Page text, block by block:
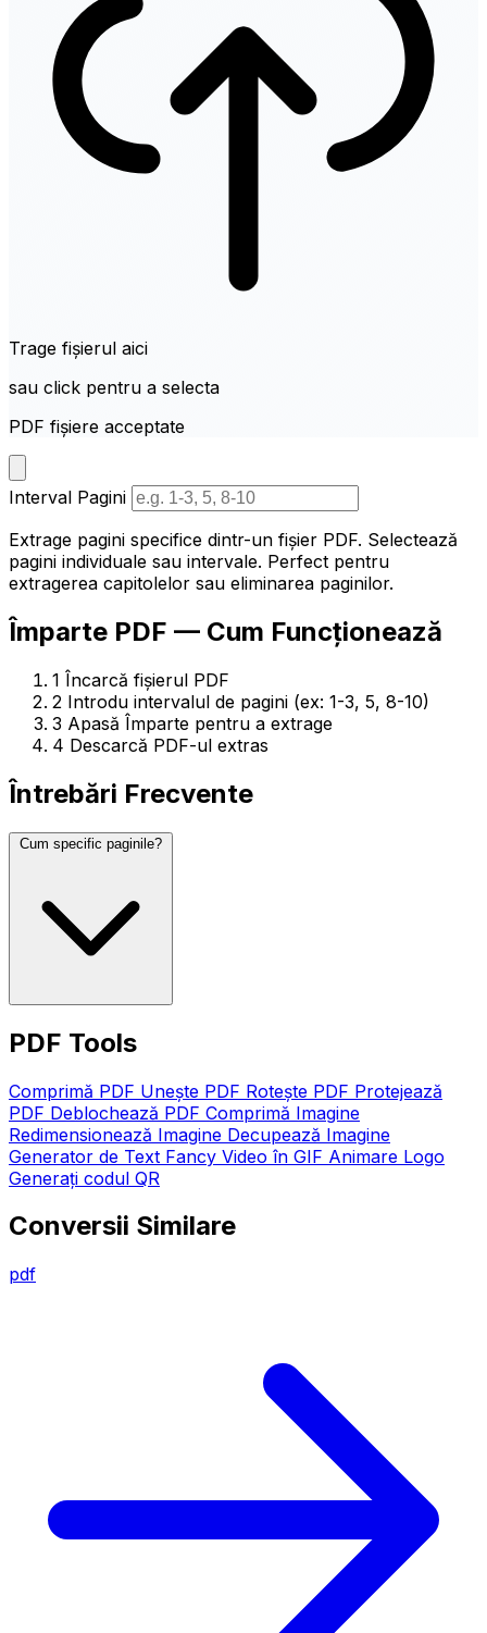
Trage fișierul aici
sau click pentru a selecta
PDF fișiere acceptate
Interval Pagini
Extrage pagini specifice dintr-un fișier PDF. Selectează
pagini individuale sau intervale. Perfect pentru
extragerea capitolelor sau eliminarea paginilor.
Împarte PDF — Cum Funcționează
1 Încarcă fișierul PDF
2 Introdu intervalul de pagini (ex: 1-3, 5, 8-10)
3 Apasă Împarte pentru a extrage
4 Descarcă PDF-ul extras
Întrebări Frecvente
Cum specific paginile?
PDF Tools
Comprimă PDF Unește PDF Rotește PDF Protejează
PDF Deblochează PDF Comprimă Imagine
Redimensionează Imagine Decupează Imagine
Generator de Text Fancy Video în GIF Animare Logo
Generați codul QR
Conversii Similare
pdf